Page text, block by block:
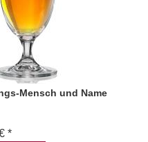
Mensch und Name
*